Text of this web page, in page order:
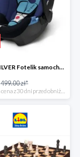
CYBEX SILVER Fotelik samochodowy + dostawa gratis!
499.00 zł*
*najniższa cena z 30 dni przed obniżką